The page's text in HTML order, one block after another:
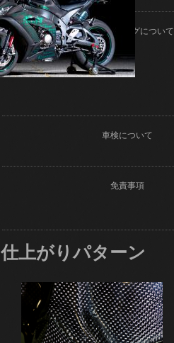
フィッティングについて
車検について
免責事項
仕上がりパターン